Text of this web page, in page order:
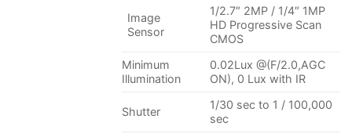
Image
Sensor
1/2.7″ 2MP / 1/4″ 1MP
HD Progressive Scan
CMOS
Minimum
Illumination
0.02Lux @(F/2.0,AGC
ON), 0 Lux with IR
Shutter
1/30 sec to 1 / 100,000
sec